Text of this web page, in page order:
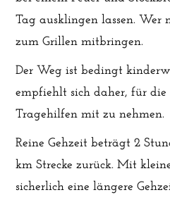
Tag ausklingen lassen. Wer
zum Grillen mitbringen.
Der Weg ist bedingt
empfiehlt sich daher, für die
Tragehilfen mit zu nehmen.
Reine Gehzeit beträgt 2
km Strecke zurück. Mit
sicherlich eine längere